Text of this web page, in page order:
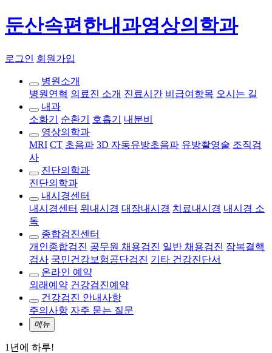
둔산속편한내과영상의학과
로그인 회원가입
병원소개
병원연혁 의료진 소개 진료시간 비급여항목 오시는 길
내과
소화기
순환기 호흡기
내분비
영상의학과
MRI CT 초음파 3D 자동유방초음파 유방촬영술 조직검
사
진단의학과
진단의학과
내시경센터
내시경센터 위내시경 대장내시경 치료내시경 내시경 소
독
종합검진센터
개인종합검진 공무원 채용검진 일반 채용검진 잠복결핵
검사 국민건강보험공단검진 기타 건강진단서
온라인 예약
외래예약 건강검진예약
건강검진 안내사항
주의사항 자주 묻는 질문
메뉴
1년에 하루!